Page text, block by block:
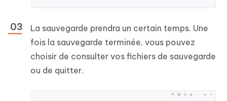
La sauvegarde prendra un certain temps. Une
fois la sauvegarde terminée, vous pouvez
choisir de consulter vos fichiers de sauvegarde
ou de quitter.